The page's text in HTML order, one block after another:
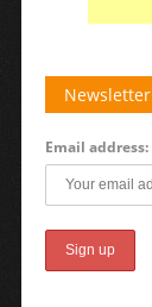
Newsletter
Email address: